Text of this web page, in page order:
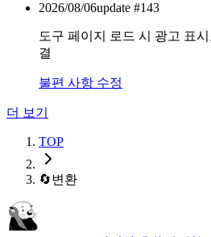
2026/08/06update #143
도구 페이지 로드 시 광고 표
결
불편 사항 수정
더 보기
TOP
🔄변환